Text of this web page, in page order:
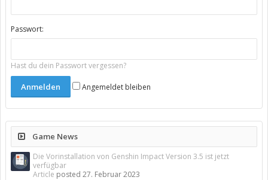
Passwort:
Hast du dein Passwort vergessen?
Angemeldet bleiben
Game News
Die Vorinstallation von Genshin Impact Version 3.5 ist jetzt
verfügbar
Article posted 27. Februar 2023